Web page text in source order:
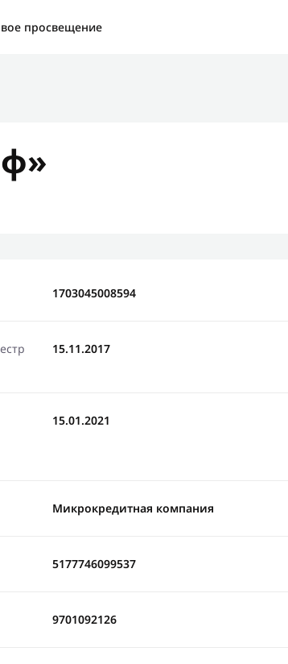
просвещение
1703045008594
15.11.2017
15.01.2021
Микрокредитная компания
5177746099537
9701092126
найдена.
новый запрос